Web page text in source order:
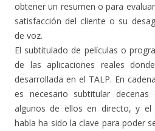
obtener un resumen o para
satisfacción del cliente o su
de voz.
El subtitulado de películas o
de las aplicaciones reales
desarrollada en el TALP. En
es necesario subtitular
algunos de ellos en directo, y
habla ha sido la clave para poder